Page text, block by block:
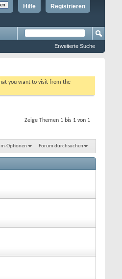
Registrieren
Hilfe
Erweiterte Suche
you want to visit from the
Zeige Themen 1 bis 1 von 1
Optionen Forum durchsuchen